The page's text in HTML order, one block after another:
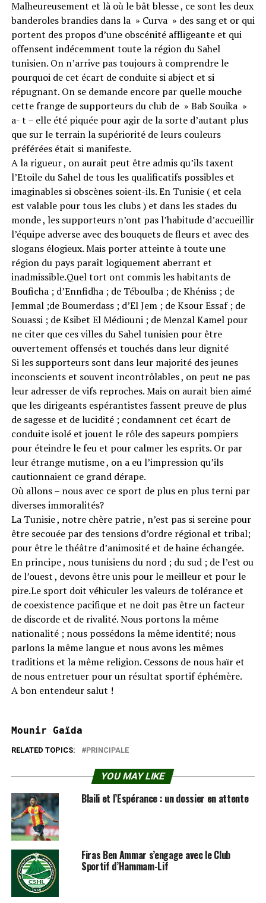
Malheureusement et là où le bât blesse , ce sont les deux
banderoles brandies dans la » Curva » des sang et or qui
portent des propos d’une obscénité affligeante et qui
offensent indécemment toute la région du Sahel
tunisien. On n’arrive pas toujours à comprendre le
pourquoi de cet écart de conduite si abject et si
répugnant. On se demande encore par quelle mouche
cette frange de supporteurs du club de » Bab Souika »
a- t – elle été piquée pour agir de la sorte d’autant plus
que sur le terrain la supériorité de leurs couleurs
préférées était si manifeste.
A la rigueur , on aurait peut être admis qu’ils taxent
l’Etoile du Sahel de tous les qualificatifs possibles et
imaginables si obscènes soient-ils. En Tunisie ( et cela
est valable pour tous les clubs ) et dans les stades du
monde , les supporteurs n’ont pas l’habitude d’accueillir
l’équipe adverse avec des bouquets de fleurs et avec des
slogans élogieux. Mais porter atteinte à toute une
région du pays paraît logiquement aberrant et
inadmissible.Quel tort ont commis les habitants de
Bouficha ; d’Ennfidha ; de Téboulba ; de Khéniss ; de
Jemmal ;de Boumerdass ; d’El Jem ; de Ksour Essaf ; de
Souassi ; de Ksibet El Médiouni ; de Menzal Kamel pour
ne citer que ces villes du Sahel tunisien pour être
ouvertement offensés et touchés dans leur dignité
Si les supporteurs sont dans leur majorité des jeunes
inconscients et souvent incontrôlables , on peut ne pas
leur adresser de vifs reproches. Mais on aurait bien aimé
que les dirigeants espérantistes fassent preuve de plus
de sagesse et de lucidité ; condamnent cet écart de
conduite isolé et jouent le rôle des sapeurs pompiers
pour éteindre le feu et pour calmer les esprits. Or par
leur étrange mutisme , on a eu l’impression qu’ils
cautionnaient ce grand dérape.
Où allons – nous avec ce sport de plus en plus terni par
diverses immoralités?
La Tunisie , notre chère patrie , n’est pas si sereine pour
être secouée par des tensions d’ordre régional et tribal;
pour être le théâtre d’animosité et de haine échangée.
En principe , nous tunisiens du nord ; du sud ; de l’est ou
de l’ouest , devons être unis pour le meilleur et pour le
pire.Le sport doit véhiculer les valeurs de tolérance et
de coexistence pacifique et ne doit pas être un facteur
de discorde et de rivalité. Nous portons la même
nationalité ; nous possédons la même identité; nous
parlons la même langue et nous avons les mêmes
traditions et la même religion. Cessons de nous haïr et
de nous entretuer pour un résultat sportif éphémère.
A bon entendeur salut !
Mounir Gaïda
RELATED TOPICS: PRINCIPALE
YOU MAY LIKE
Blaili et l’Espérance : un dossier en attente
Firas Ben Ammar s’engage avec le Club
Sportif d’Hammam-Lif